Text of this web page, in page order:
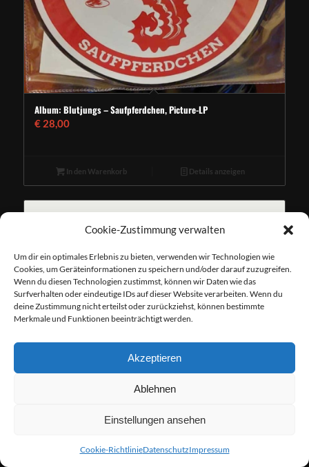
Cookie-Zustimmung verwalten
Um dir ein optimales Erlebnis zu bieten, verwenden wir Technologien wie
Cookies, um Geräteinformationen zu speichern und/oder darauf zuzugreifen.
Wenn du diesen Technologien zustimmst, können wir Daten wie das
Surfverhalten oder eindeutige IDs auf dieser Website verarbeiten. Wenn du
deine Zustimmung nicht erteilst oder zurückziehst, können bestimmte
Merkmale und Funktionen beeinträchtigt werden.
Akzeptieren
Ablehnen
Einstellungen ansehen
Cookie-RichtlinieDatenschutzImpressum
Album: Blutjungs – Saufpferdchen, Picture-LP
€28,00
In den Warenkorb Details anzeigen